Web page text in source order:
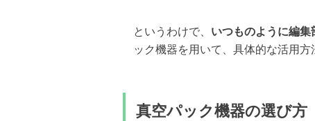
というわけで、 いつものように編
ック機器を用いて、具体的な活用方
真空パック機器の選び方